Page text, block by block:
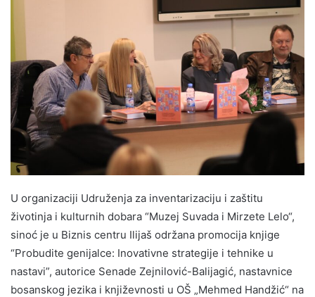
U organizaciji Udruženja za inventarizaciju i zaštitu
životinja i kulturnih dobara “Muzej Suvada i Mirzete Lelo“,
sinoć je u Biznis centru Ilijaš održana promocija knjige
“Probudite genijalce: Inovativne strategije i tehnike u
nastavi”, autorice Senade Zejnilović-Balijagić, nastavnice
bosanskog jezika i književnosti u OŠ „Mehmed Handžić“ na